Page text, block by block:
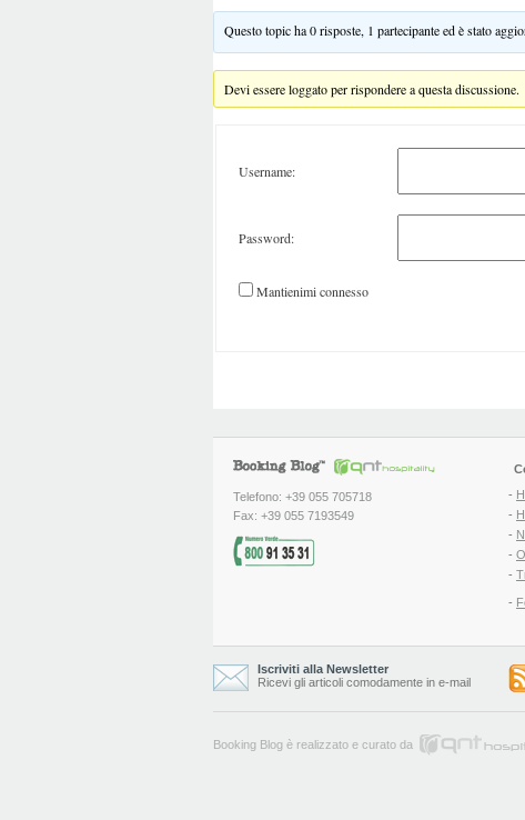
Questo topic ha 0 risposte, 1 partecipante ed è stato
Devi essere loggato per rispondere a questa discussione.
Username:
Password:
Mantienimi connesso
Telefono: +39 055 705718
Fax: +39 055 7193549
-
-
-
-
-
-
Iscriviti alla Newsletter
Ricevi gli articoli comodamente in e-mail
Booking Blog è realizzato e curato da